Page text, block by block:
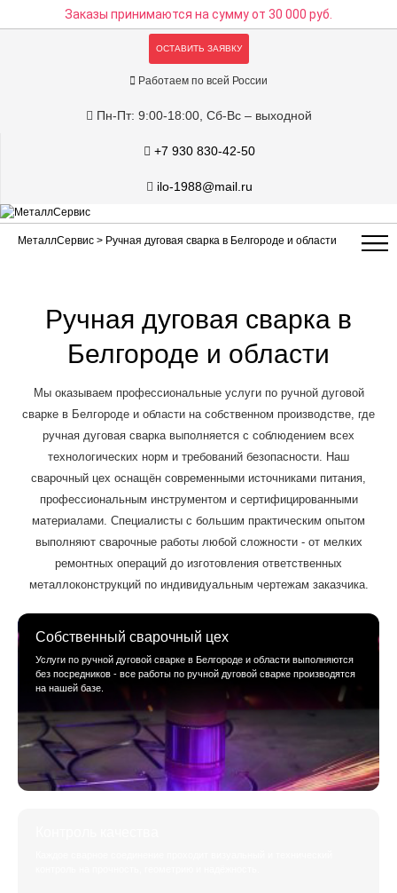
Заказы принимаются на суммуот 30 000 руб.
ОСТАВИТЬ ЗАЯВКУ
Работаем по всей России
Пн-Пт: 9:00-18:00, Сб-Вс – выходной
+7 930 830-42-50
ilo-1988@mail.ru
МеталлСервис > Ручная дуговая сварка в Белгороде и области
Ручная дуговая сварка в
Белгороде и области
Мы оказываем профессиональные услуги по ручной дуговой
сварке в Белгороде и области на собственном производстве, где
ручная дуговая сварка выполняется с соблюдением всех
технологических норм и требований безопасности. Наш
сварочный цех оснащён современными источниками питания,
профессиональным инструментом и сертифицированными
материалами. Специалисты с большим практическим опытом
выполняют сварочные работы любой сложности - от мелких
ремонтных операций до изготовления ответственных
металлоконструкций по индивидуальным чертежам заказчика.
Собственный сварочный цех
Услуги по ручной дуговой сварке в Белгороде и области выполняются
без посредников - все работы по ручной дуговой сварке производятся
на нашей базе.